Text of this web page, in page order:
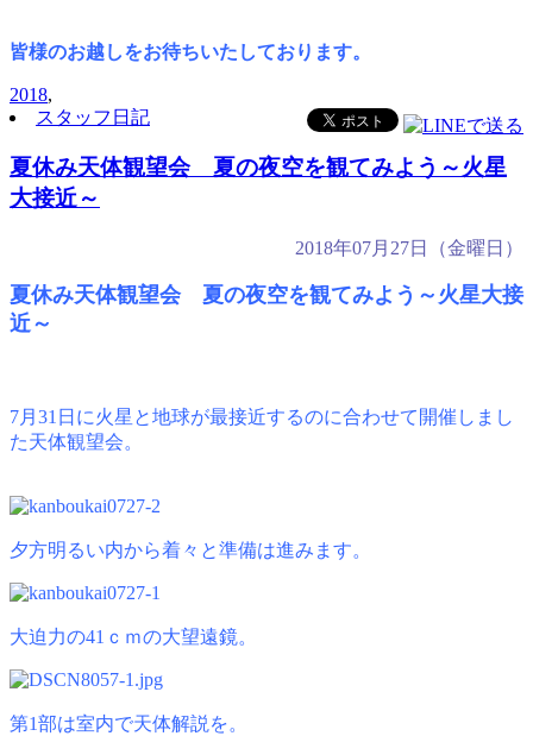
皆様のお越しをお待ちいたしております。
2018,
スタッフ日記
夏休み天体観望会 夏の夜空を観てみよう～火星
大接近～
2018年07月27日（金曜日）
夏休み天体観望会 夏の夜空を観てみよう～火星大接
近～
7月31日に火星と地球が最接近するのに合わせて開催しまし
た天体観望会。
夕方明るい内から着々と準備は進みます。
大迫力の41ｃｍの大望遠鏡。
第1部は室内で天体解説を。